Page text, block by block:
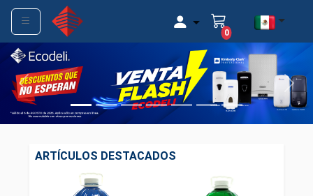
arrow_drop_down
0
Previous Next
ARTÍCULOS DESTACADOS